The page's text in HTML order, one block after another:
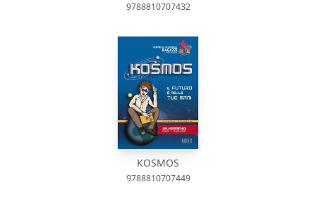
9788810707432
KOSMOS
9788810707449